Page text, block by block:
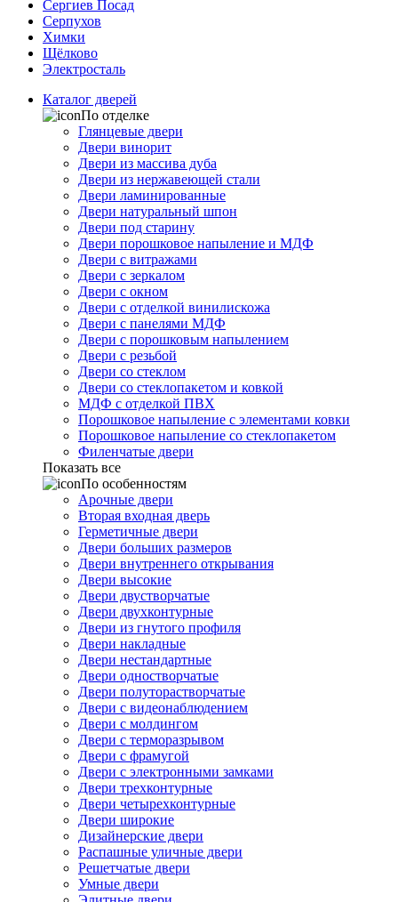
Сергиев Посад
Серпухов
Химки
Щёлково
Электросталь
Каталог дверей
По отделке
Глянцевые двери
Двери винорит
Двери из массива дуба
Двери из нержавеющей стали
Двери ламинированные
Двери натуральный шпон
Двери под старину
Двери порошковое напыление и МДФ
Двери с витражами
Двери с зеркалом
Двери с окном
Двери с отделкой винилискожа
Двери с панелями МДФ
Двери с порошковым напылением
Двери с резьбой
Двери со стеклом
Двери со стеклопакетом и ковкой
МДФ с отделкой ПВХ
Порошковое напыление с элементами ковки
Порошковое напыление со стеклопакетом
Филенчатые двери
Показать все
По особенностям
Арочные двери
Вторая входная дверь
Герметичные двери
Двери больших размеров
Двери внутреннего открывания
Двери высокие
Двери двустворчатые
Двери двухконтурные
Двери из гнутого профиля
Двери накладные
Двери нестандартные
Двери одностворчатые
Двери полуторастворчатые
Двери с видеонаблюдением
Двери с молдингом
Двери с терморазрывом
Двери с фрамугой
Двери с электронными замками
Двери трехконтурные
Двери четырехконтурные
Двери широкие
Дизайнерские двери
Распашные уличные двери
Решетчатые двери
Умные двери